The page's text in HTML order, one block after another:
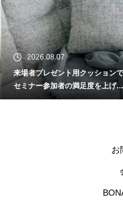
2026.08.07
来場者プレゼント用クッションで
セミナー参加者の満足度を上げる
工夫
お